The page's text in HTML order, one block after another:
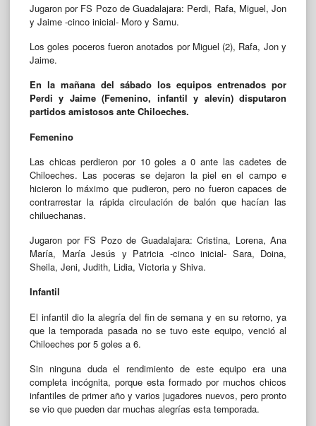
Jugaron por FS Pozo de Guadalajara: Perdi, Rafa, Miguel, Jon
y Jaime -cinco inicial- Moro y Samu.
Los goles poceros fueron anotados por Miguel (2), Rafa, Jon y
Jaime.
En la mañana del sábado los equipos entrenados por
Perdi y Jaime (Femenino, infantil y alevín) disputaron
partidos amistosos ante Chiloeches.
Femenino
Las chicas perdieron por 10 goles a 0 ante las cadetes de
Chiloeches. Las poceras se dejaron la piel en el campo e
hicieron lo máximo que pudieron, pero no fueron capaces de
contrarrestar la rápida circulación de balón que hacían las
chiluechanas.
Jugaron por FS Pozo de Guadalajara: Cristina, Lorena, Ana
María, María Jesús y Patricia -cinco inicial- Sara, Doina,
Sheila, Jeni, Judith, Lidia, Victoria y Shiva.
Infantil
El infantil dio la alegría del fin de semana y en su retorno, ya
que la temporada pasada no se tuvo este equipo, venció al
Chiloeches por 5 goles a 6.
Sin ninguna duda el rendimiento de este equipo era una
completa incógnita, porque esta formado por muchos chicos
infantiles de primer año y varios jugadores nuevos, pero pronto
se vio que pueden dar muchas alegrías esta temporada.